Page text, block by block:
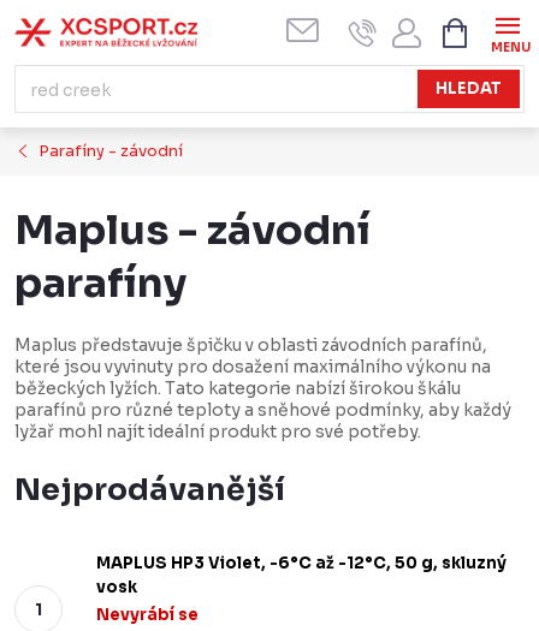
na
obsah
HLEDAT
KOŠÍK
Parafíny - závodní
Maplus - závodní
parafíny
Maplus představuje špičku v oblasti závodních parafínů,
které jsou vyvinuty pro dosažení maximálního výkonu na
běžeckých lyžích. Tato kategorie nabízí širokou škálu
parafínů pro různé teploty a sněhové podmínky, aby každý
lyžař mohl najít ideální produkt pro své potřeby.
Nejprodávanější
MAPLUS HP3 Violet, -6°C až -12°C, 50 g, skluzný
vosk
Nevyrábí se